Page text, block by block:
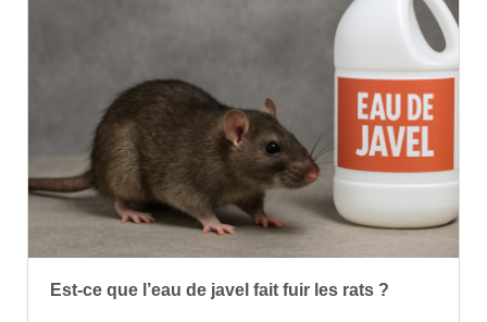
Est-ce que l’eau de javel fait fuir les rats ?